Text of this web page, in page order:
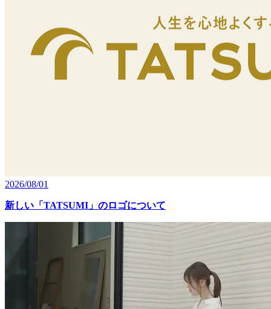
2026/08/01
新しい「TATSUMI」のロゴについて